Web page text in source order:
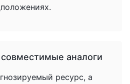
аналоги
ресурс, а